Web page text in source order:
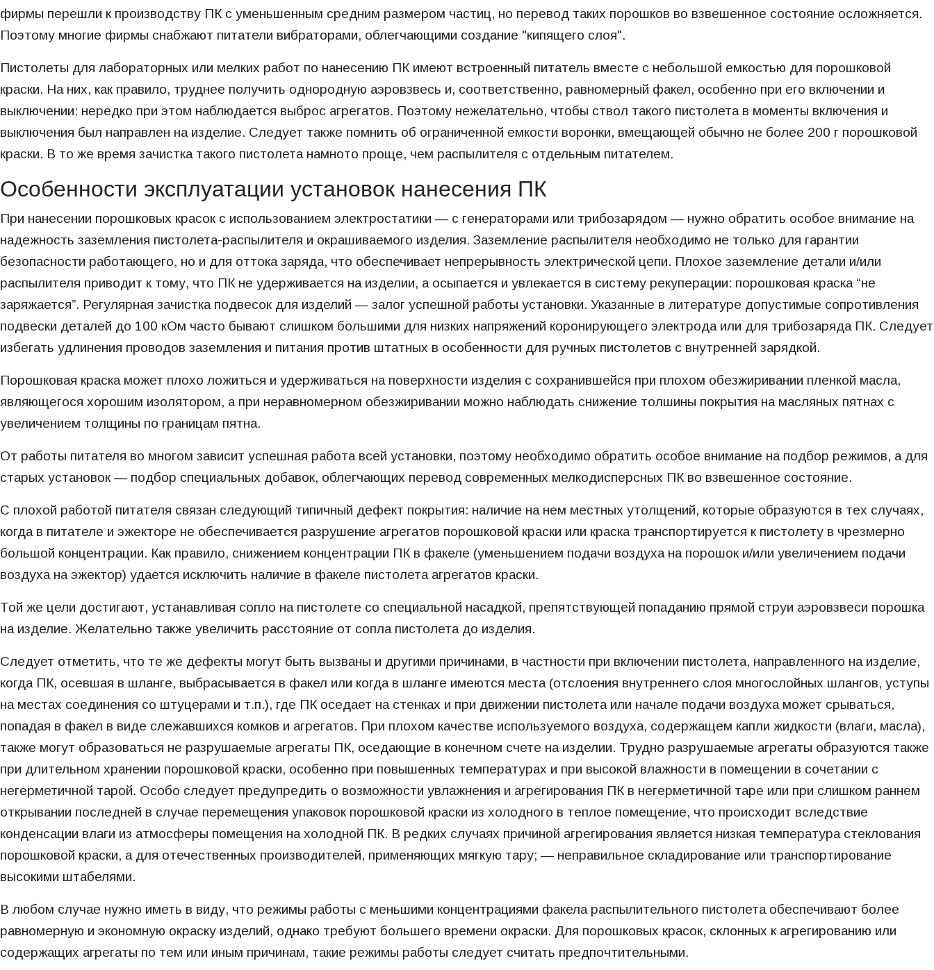
фирмы перешли к производству ПК с уменьшенным средним размером частиц, но перевод таких порошков во взвешенное состояние осложняется.
Поэтому многие фирмы снабжают питатели вибраторами, облегчающими создание "кипящего слоя".
Пистолеты для лабораторных или мелких работ по нанесению ПК имеют встроенный питатель вместе с небольшой емкостью для порошковой
краски. На них, как правило, труднее получить однородную аэровзвесь и, соответственно, равномерный факел, особенно при его включении и
выключении: нередко при этом наблюдается выброс агрегатов. Поэтому нежелательно, чтобы ствол такого пистолета в моменты включения и
выключения был направлен на изделие. Следует также помнить об ограниченной емкости воронки, вмещающей обычно не более 200 г порошковой
краски. В то же время зачистка такого пистолета намното проще, чем распылителя с отдельным питателем.
Особенности эксплуатации установок нанесения ПК
При нанесении порошковых красок с использованием электростатики — с генераторами или трибозарядом — нужно обратить особое внимание на
надежность заземления пистолета-распылителя и окрашиваемого изделия. Заземление распылителя необходимо не только для гарантии
безопасности работающего, но и для оттока заряда, что обеспечивает непрерывность электрической цепи. Плохое заземление детали и/или
распылителя приводит к тому, что ПК не удерживается на изделии, а осыпается и увлекается в систему рекуперации: порошковая краска “не
заряжается”. Регулярная зачистка подвесок для изделий — залог успешной работы установки. Указанные в литературе допустимые сопротивления
подвески деталей до 100 кОм часто бывают слишком большими для низких напряжений коронирующего электрода или для трибозаряда ПК. Следует
избегать удлинения проводов заземления и питания против штатных в особенности для ручных пистолетов с внутренней зарядкой.
Порошковая краска может плохо ложиться и удерживаться на поверхности изделия с сохранившейся при плохом обезжиривании пленкой масла,
являющегося хорошим изолятором, а при неравномерном обезжиривании можно наблюдать снижение толшины покрытия на масляных пятнах с
увеличением толщины по границам пятна.
От работы питателя во многом зависит успешная работа всей установки, поэтому необходимо обратить особое внимание на подбор режимов, а для
старых установок — подбор специальных добавок, облегчающих перевод современных мелкодисперсных ПК во взвешенное состояние.
С плохой работой питателя связан следующий типичный дефект покрытия: наличие на нем местных утолщений, которые образуются в тех случаях,
когда в питателе и эжекторе не обеспечивается разрушение агрегатов порошковой краски или краска транспортируется к пистолету в чрезмерно
большой концентрации. Как правило, снижением концентрации ПК в факеле (уменьшением подачи воздуха на порошок и/или увеличением подачи
воздуха на эжектор) удается исключить наличие в факеле пистолета агрегатов краски.
Той же цели достигают, устанавливая сопло на пистолете со специальной насадкой, препятствующей попаданию прямой струи аэровзвеси порошка
на изделие. Желательно также увеличить расстояние от сопла пистолета до изделия.
Следует отметить, что те же дефекты могут быть вызваны и другими причинами, в частности при включении пистолета, направленного на изделие,
когда ПК, осевшая в шланге, выбрасывается в факел или когда в шланге имеются места (отслоения внутреннего слоя многослойных шлангов, уступы
на местах соединения со штуцерами и т.п.), где ПК оседает на стенках и при движении пистолета или начале подачи воздуха может срываться,
попадая в факел в виде слежавшихся комков и агрегатов. При плохом качестве используемого воздуха, содержащем капли жидкости (влаги, масла),
также могут образоваться не разрушаемые агрегаты ПК, оседающие в конечном счете на изделии. Трудно разрушаемые агрегаты образуются также
при длительном хранении порошковой краски, особенно при повышенных температурах и при высокой влажности в помещении в сочетании с
негерметичной тарой. Особо следует предупредить о возможности увлажнения и агрегирования ПК в негерметичной таре или при слишком раннем
открывании последней в случае перемещения упаковок порошковой краски из холодного в теплое помещение, что происходит вследствие
конденсации влаги из атмосферы помещения на холодной ПК. В редких случаях причиной агрегирования является низкая температура стеклования
порошковой краски, а для отечественных производителей, применяющих мягкую тару; — неправильное складирование или транспортирование
высокими штабелями.
В любом случае нужно иметь в виду, что режимы работы с меньшими концентрациями факела распылительного пистолета обеспечивают более
равномерную и экономную окраску изделий, однако требуют большего времени окраски. Для порошковых красок, склонных к агрегированию или
содержащих агрегаты по тем или иным причинам, такие режимы работы следует считать предпочтительными.